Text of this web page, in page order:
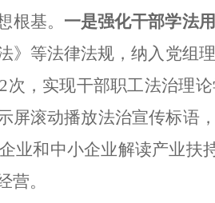
根基。 一是强化干部学法用
》等法律法规，纳入党组
，实现干部职工法治理
屏滚动播放法治宣传标语
业和中小企业解读产业
营。